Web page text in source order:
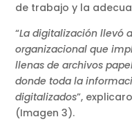
de trabajo y la
“La digitalización llevó
organizacional que
llenas de archivos
donde toda la
digitalizados”,
(Imagen 3).